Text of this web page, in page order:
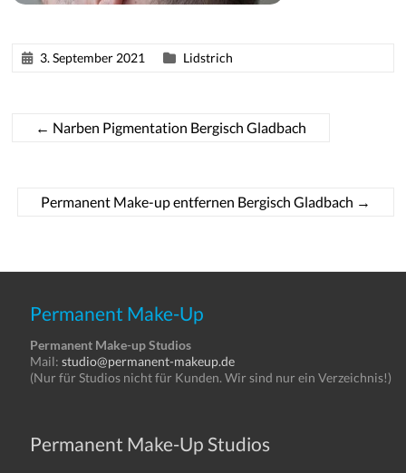
3. September 2021 Lidstrich
← Narben Pigmentation Bergisch Gladbach
Permanent Make-up entfernen Bergisch Gladbach →
Permanent Make-Up
Permanent Make-up Studios
Mail:studio@permanent-makeup.de
(Nur für Studios nicht für Kunden. Wir sind nur ein Verzeichnis!)
Permanent Make-Up Studios